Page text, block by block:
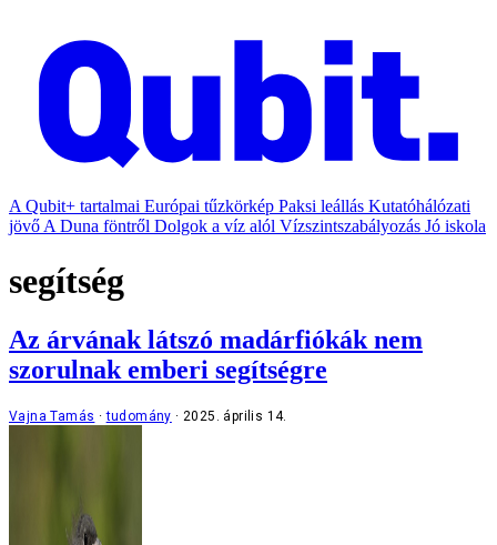
A Qubit+ tartalmai Európai tűzkörkép Paksi leállás Kutatóhálózati
jövő A Duna föntről Dolgok a víz alól Vízszintszabályozás Jó iskola
segítség
Az árvának látszó madárfiókák nem
szorulnak emberi segítségre
Vajna Tamás tudomány 2025. április 14.